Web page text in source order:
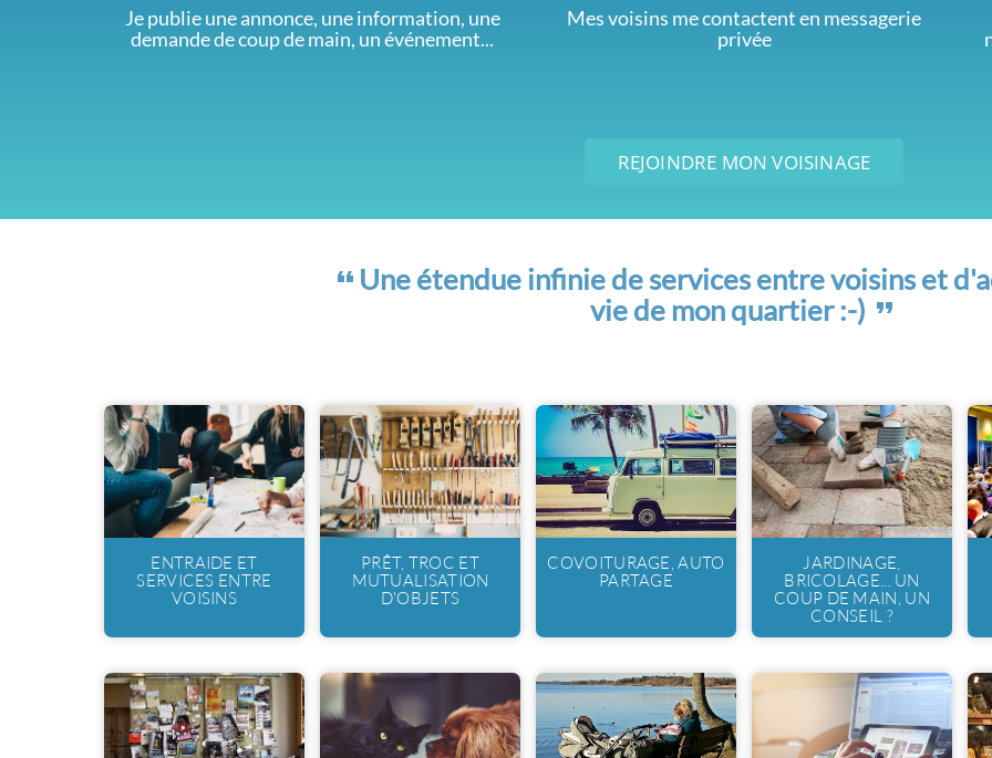
Je publie une annonce, une information, une
demande de coup de main, un événement...
Mes voisins me contactent en messagerie
privée
REJOINDRE MON VOISINAGE
Une étendue infinie de services entre voisins et
vie de mon quartier :-)
ENTRAIDE ET
SERVICES ENTRE
VOISINS
PRÊT, TROC ET
MUTUALISATION
D'OBJETS
COVOITURAGE, AUTO
PARTAGE
JARDINAGE,
BRICOLAGE... UN
COUP DE MAIN, UN
CONSEIL ?